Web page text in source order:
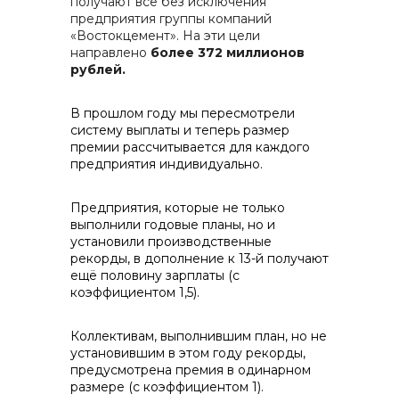
контакты отдела закупок
Контакты
+7 (423) 234 50 50
предприятия группы компаний
«Востокцемент». На эти цели
направлено более 372 миллионов
рублей.
В прошлом году мы пересмотрели
систему выплаты и теперь размер
премии рассчитывается для каждого
предприятия индивидуально.
Предприятия, которые не только
выполнили годовые планы, но и
установили производственные
рекорды, в дополнение к 13-й получают
ещё половину зарплаты (с
коэффициентом 1,5).
Коллективам, выполнившим план, но не
установившим в этом году рекорды,
предусмотрена премия в одинарном
размере (с коэффициентом 1).